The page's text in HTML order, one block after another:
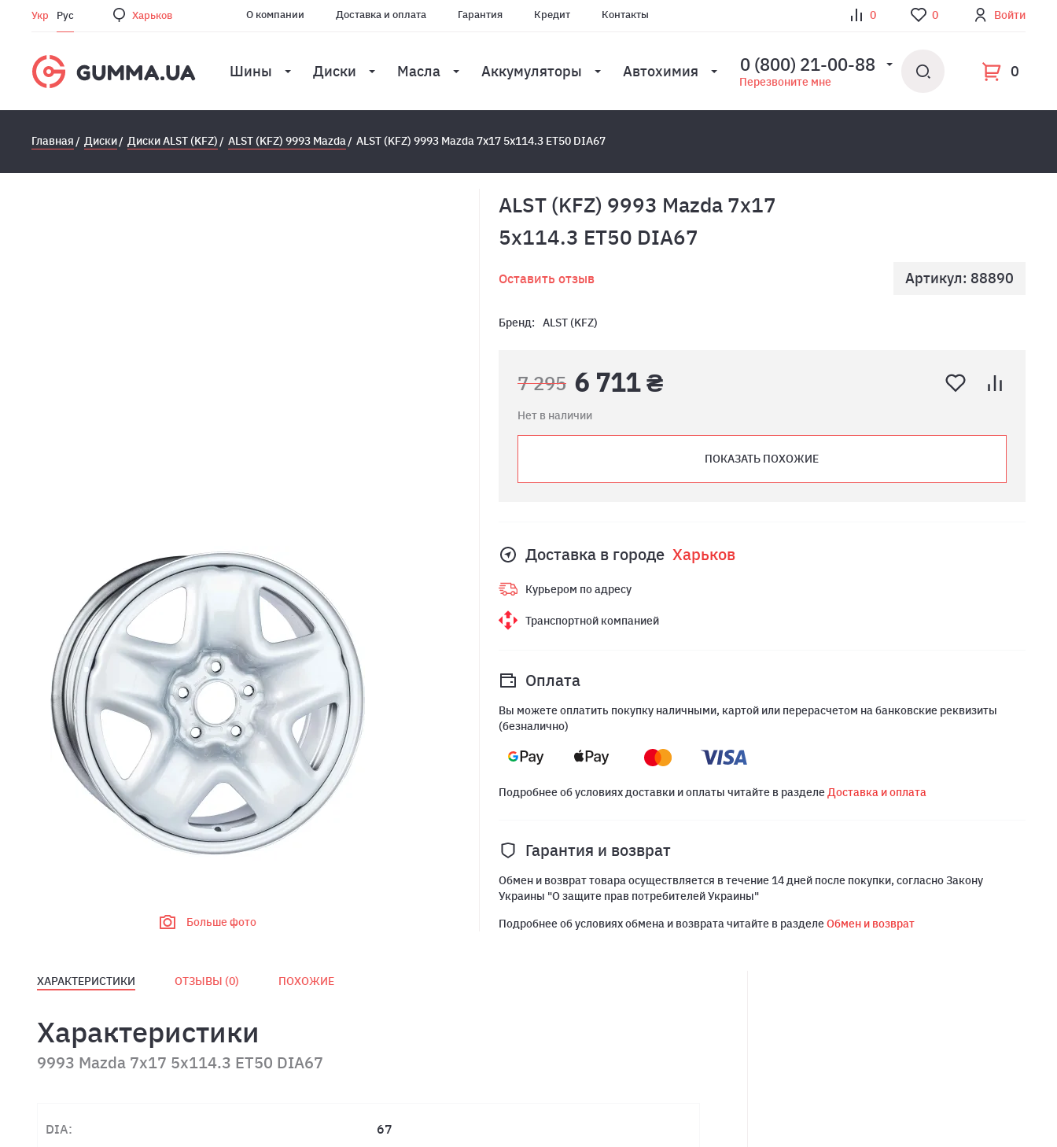
Укр Рус Харьков О компании Доставка и оплата Гарантия Кредит Контакты 0 0 Войти
Шины Диски Масла Аккумуляторы Автохимия 0 (800) 21-00-88
Перезвоните мне
0
Главная Диски Диски ALST (KFZ) ALST (KFZ) 9993 Mazda ALST (KFZ) 9993 Mazda 7x17 5x114.3 ET50 DIA67
Больше фото
ALST (KFZ) 9993 Mazda 7x17
5x114.3 ET50 DIA67
Оставить отзыв Артикул: 88890
Бренд: ALST (KFZ)
7 295 6 711 ₴
Нет в наличии
ПОКАЗАТЬ ПОХОЖИЕ
Доставка в городе Харьков
Курьером по адресу
Транспортной компанией
Оплата
Вы можете оплатить покупку наличными, картой или перерасчетом на банковские реквизиты
(безналично)
Подробнее об условиях доставки и оплаты читайте в разделеДоставка и оплата
Гарантия и возврат
Обмен и возврат товара осуществляется в течение 14 дней после покупки, согласно Закону
Украины "О защите прав потребителей Украины"
Подробнее об условиях обмена и возврата читайте в разделеОбмен и возврат
ХАРАКТЕРИСТИКИ ОТЗЫВЫ (0) ПОХОЖИЕ
Характеристики
9993 Mazda 7x17 5x114.3 ET50 DIA67
DIA: 67